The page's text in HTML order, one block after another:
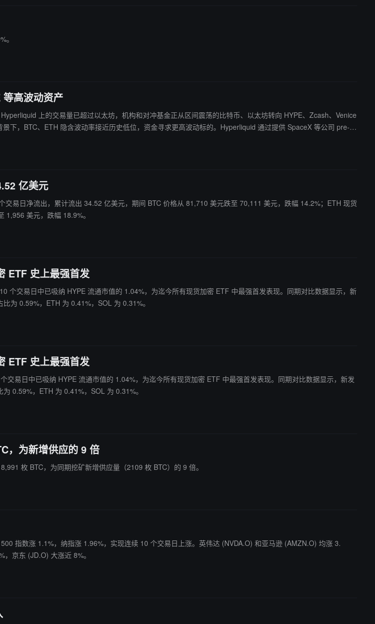
。
高波动资产
上的交易量已超过以太坊，机构和对冲基金正从区间震荡的比特币、以太坊转向 HYPE、Zcash、Venice
下，BTC、ETH 隐含波动率接近历史低位，资金寻求更高波动标的。Hyperliquid 通过提供 SpaceX 等公司 pre-IP
亿美元
易日净流出，累计流出 34.52 亿美元，期间 BTC 价格从 81,710 美元跌至 70,111 美元，跌幅 14.2%；ETH 现货
美元，跌幅 18.9%。
ETF 史上最强首发
交易日中已吸纳 HYPE 流通市值的 1.04%，为迄今所有现货加密 ETF 中最强首发表现。同期对比数据显示，新
为 0.59%，ETH 为 0.41%，SOL 为 0.31%。
ETF 史上最强首发
易日中已吸纳 HYPE 流通市值的 1.04%，为迄今所有现货加密 ETF 中最强首发表现。同期对比数据显示，新发
0.59%，ETH 为 0.41%，SOL 为 0.31%。
，为新增供应的 9 倍
枚 BTC，为同期挖矿新增供应量（2109 枚 BTC）的 9 倍。
指数涨 1.1%，纳指涨 1.96%，实现连续 10 个交易日上涨。英伟达 (NVDA.O) 和亚马逊 (AMZN.O) 均涨 3.
京东 (JD.O) 大涨近 8%。